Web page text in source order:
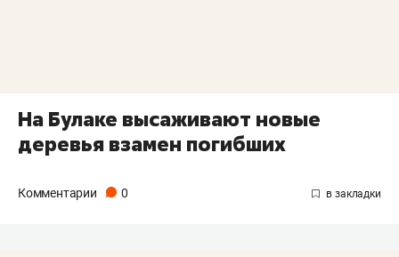
На Булаке высаживают новые
деревья взамен погибших
Комментарии 0